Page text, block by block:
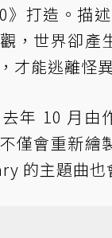
》打造。描
，世界卻產
才能逃離怪
年 10 月由
僅會重新繪
的主題曲也